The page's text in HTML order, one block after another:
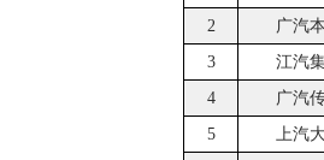
2
广汽
3
江汽
4
广汽
5
上汽